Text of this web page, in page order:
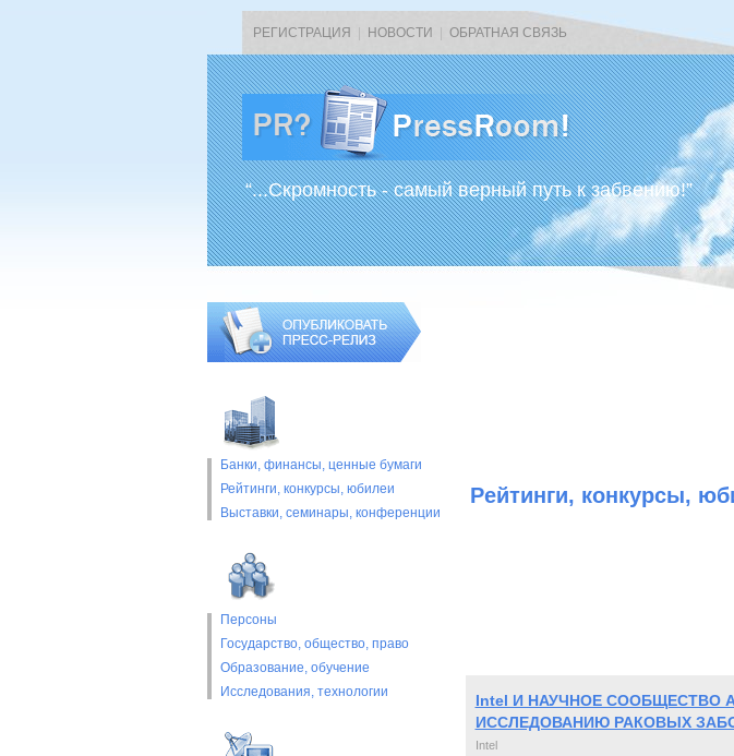
РЕГИСТРАЦИЯ НОВОСТИ ОБРАТНАЯ СВЯЗЬ
“...Скромность - самый верный путь к забвению!”
Банки, финансы, ценные бумаги
Рейтинги, конкурсы, юбилеи
Выставки, cеминары, конференции
Персоны
Государство, общество, право
Образование, обучение
Исследования, технологии
Рейтинги, конкурсы,
Intel И НАУЧНОЕ СООБЩЕСТВО
ИССЛЕДОВАНИЮ РАКОВЫХ
Intel